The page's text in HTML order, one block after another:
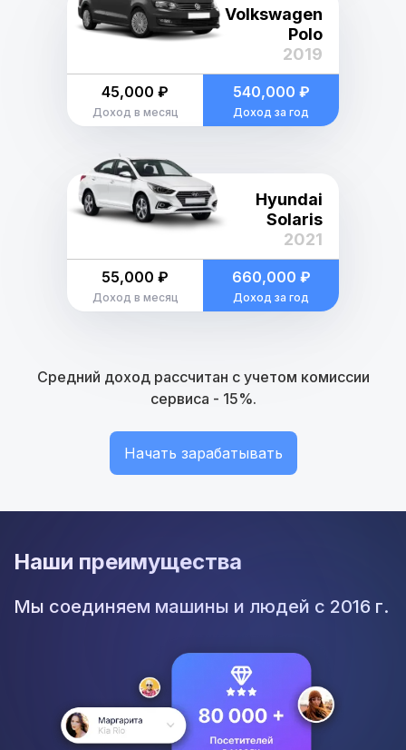
Volkswagen
Polo
2019
45,000 ₽
Доход в месяц
540,000 ₽
Доход за год
Hyundai
Solaris
2021
55,000 ₽
Доход в месяц
660,000 ₽
Доход за год
Средний доход рассчитан с учетом комиссии
сервиса - 15%.
Начать зарабатывать
Наши преимущества
Мы соединяем машины и людей с 2016 г.